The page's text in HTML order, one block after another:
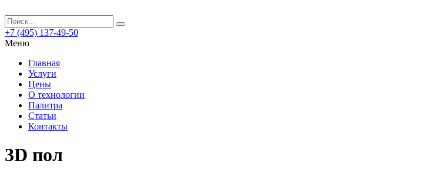
+7 (495) 137-49-50
Меню
Главная
Услуги
Цены
О технологии
Палитра
Статьи
Контакты
3D пол